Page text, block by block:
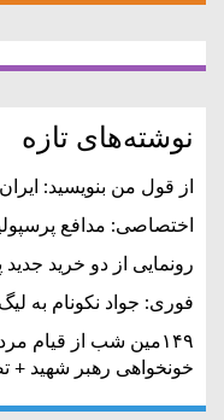
نوشته‌های تازه
از قول من بنویسید:
اختصاصی: مدافع
رونمایی از دو خرید
فوری: جواد نکونام به
۱۴۹مین شب از قیام
خونخواهی رهبر شهید +